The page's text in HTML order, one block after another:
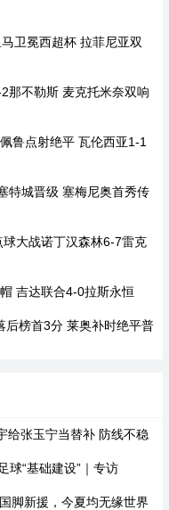
卫冕西超杯 拉菲尼亚双
那不勒斯 麦克托米奈双响
鲁点射绝平 瓦伦西亚1-1
特城晋级 塞梅尼奥首秀传
大战诺丁汉森林6-7雷克
吉达联合4-0拉斯永恒
榜首3分 莱奥补时绝平普
给张玉宁当替补 防线不稳
球“基础建设”｜专访
脚新援，今夏均无缘世界